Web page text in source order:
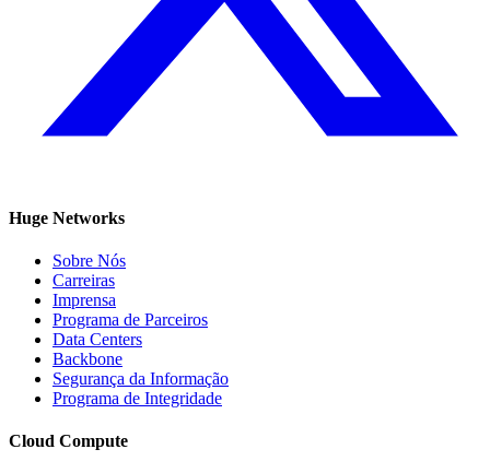
Huge Networks
Sobre Nós
Carreiras
Imprensa
Programa de Parceiros
Data Centers
Backbone
Segurança da Informação
Programa de Integridade
Cloud Compute